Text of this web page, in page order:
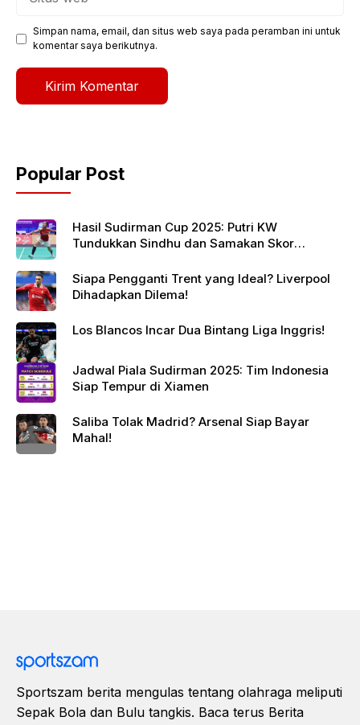
Simpan nama, email, dan situs web saya pada peramban ini untuk
komentar saya berikutnya.
Popular Post
Hasil Sudirman Cup 2025: Putri KW
Tundukkan Sindhu dan Samakan Skor
Siapa Pengganti Trent yang Ideal? Liverpool
Dihadapkan Dilema!
Los Blancos Incar Dua Bintang Liga Inggris!
Jadwal Piala Sudirman 2025: Tim Indonesia
Siap Tempur di Xiamen
Saliba Tolak Madrid? Arsenal Siap Bayar
Mahal!
Sportszam berita mengulas tentang olahraga meliputi
Sepak Bola dan Bulu tangkis. Baca terus Berita